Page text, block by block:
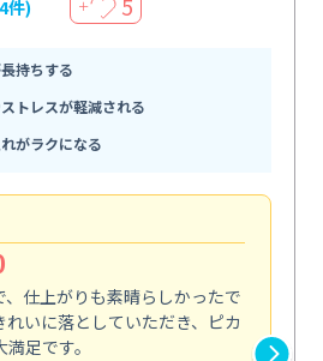
件) ＋ 5
持ちする
トレスが軽減される
がラクになる
、仕上がりも素晴らしかったで
いに落としていただき、ピカ
足です。